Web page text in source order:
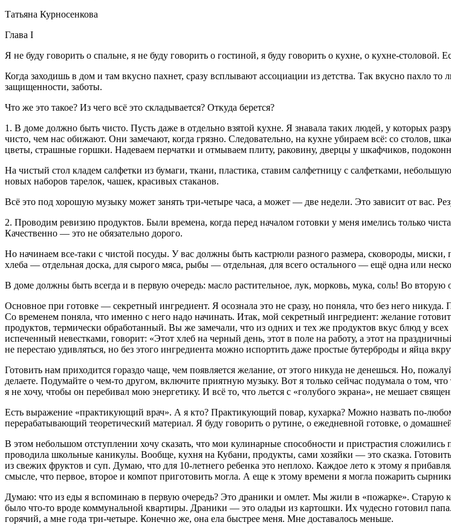
Татьяна Курносенкова
Глава I
Я не буду говорить о спальне, я не буду говорить о гостиной, я буду говорить о кухне, о кухне-
Когда заходишь в дом и там вкусно пахнет, сразу всплывают ассоциации из детства. Так вкусно пахло
защищенности, заботы.
Что же это такое? Из чего всё это складывается? Откуда берется?
1. В доме должно быть чисто. Пусть даже в отдельно взятой кухне. Я знавала таких людей, у которых
чисто, чем нас обижают. Они замечают, когда грязно. Следовательно, на кухне убираем всё: со столов,
цветы, страшные горшки. Надеваем перчатки и отмываем плиту, раковину, дверцы у шкафчиков,
На чистый стол кладем салфетки из бумаги, ткани, пластика, ставим салфетницу с салфетками,
новых наборов тарелок, чашек, красивых стаканов.
Всё это под хорошую музыку может занять три-четыре часа, а может — две недели. Это зависит от вас.
2. Проводим ревизию продуктов. Были времена, когда перед началом готовки у меня имелись только
Качественно — это не обязательно дорого.
Но начинаем все-таки с чистой посуды. У вас должны быть кастрюли разного размера, сковороды,
хлеба — отдельная доска, для сырого мяса, рыбы — отдельная, для всего остального — ещё одна или
В доме должны быть всегда и в первую очередь: масло растительное, лук, морковь, мука, соль! Во вторую
Основное при готовке — секретный ингредиент. Я осознала это не сразу, но поняла, что без него
Со временем поняла, что именно с него надо начинать. Итак, мой секретный ингредиент: желание
продуктов, термически обработанный. Вы же замечали, что из одних и тех же продуктов вкус блюд у
испеченный невестками, говорит: «Этот хлеб на черный день, этот в поле на работу, а этот на
не перестаю удивляться, но без этого ингредиента можно испортить даже простые бутерброды и яйца
Готовить нам приходится гораздо чаще, чем появляется желание, от этого никуда не денешься. Но,
делаете. Подумайте о чем-то другом, включите приятную музыку. Вот я только сейчас подумала о том,
я не хочу, чтобы он перебивал мою энергетику. И всё то, что льется с «голубого экрана», не мешает
Есть выражение «практикующий врач». А я кто? Практикующий повар, кухарка? Можно назвать по-
перерабатывающий теоретический материал. Я буду говорить о рутине, о ежедневной готовке, о
В этом небольшом отступлении хочу сказать, что мои кулинарные способности и пристрастия
проводила школьные каникулы. Вообще, кухня на Кубани, продукты, сами хозяйки — это сказка.
из свежих фруктов и суп. Думаю, что для 10-летнего ребенка это неплохо. Каждое лето к этому я
смысле, что первое, второе и компот приготовить могла. А еще к этому времени я могла пожарить
Думаю: что из еды я вспоминаю в первую очередь? Это драники и омлет. Мы жили в «пожарке». Старую
было что-то вроде коммунальной квартиры. Драники — это оладьи из картошки. Их чудесно готовил
горячий, а мне года три-четыре. Конечно же, она ела быстрее меня. Мне доставалось меньше.